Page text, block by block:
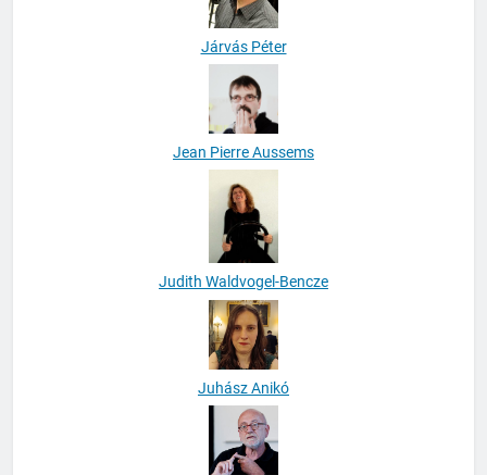
Járvás Péter
Jean Pierre Aussems
Judith Waldvogel-Bencze
Juhász Anikó